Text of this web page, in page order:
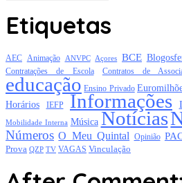
Etiquetas
AEC Animação ANVPC Açores BCE
Contratações de Escola Contratos de
educação Ensino Privado
Horários IEFP Informações
Mobilidade Interna Música Notícias
Números O Meu Quintal Opinião
Prova QZP TV VAGAS Vinculação